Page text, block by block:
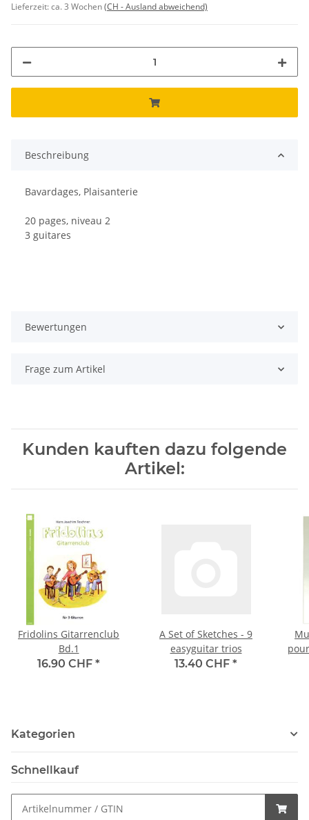
Lieferzeit:ca. 3 Wochen(CH - Ausland abweichend)
Beschreibung
Bavardages, Plaisanterie
20 pages, niveau 2
3 guitares
Bewertungen
Frage zum Artikel
Kunden kauften dazu folgende
Artikel:
Fridolins Gitarrenclub
Bd.1
16.90 CHF *
A Set of Sketches - 9
easyguitar trios
13.40 CHF *
Kategorien
Schnellkauf